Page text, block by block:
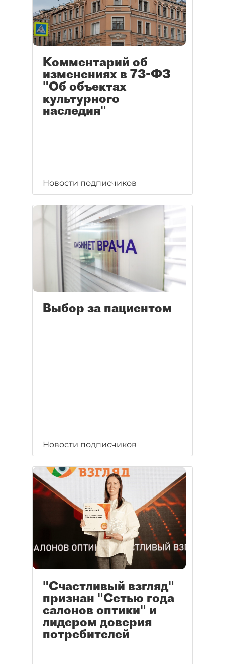
Комментарий об
изменениях в 73-ФЗ
"Об объектах
культурного
наследия"
Новости подписчиков
Выбор за пациентом
Новости подписчиков
"Счастливый взгляд"
признан "Сетью года
салонов оптики" и
лидером доверия
потребителей